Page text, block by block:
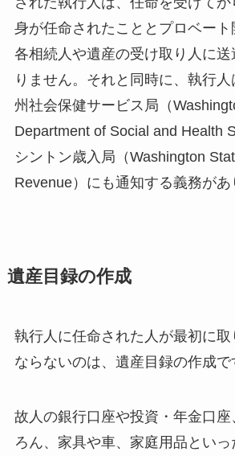
身が任命されたこととプロベート
各相続人や遺産の受け取り人に
りません。それと同時に、執行
州社会保健サービス局（
Department of Social and Health
シントン歳入局（Washington
Revenue）にも通知する義務があ
遺産目録の作成
執行人に任命された人が最初に
ならないのは、遺産目録の作成で
故人の銀行口座や投資・年金口座
ろん、家具や車、家庭用品といっ